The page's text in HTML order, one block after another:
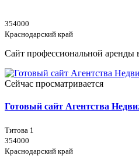
354000
Краснодарский край
Сайт профессиональной аренды
Сейчас просматривается
Готовый сайт Агентства
Титова 1
354000
Краснодарский край